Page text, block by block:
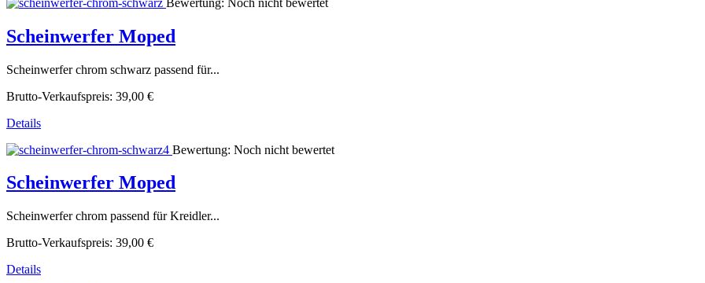
Scheinwerfer Moped
Scheinwerfer chrom schwarz passend für...
Brutto-Verkaufspreis: 39,00 €
Details
Bewertung: Noch nicht bewertet
Scheinwerfer Moped
Scheinwerfer chrom passend für Kreidler...
Brutto-Verkaufspreis: 39,00 €
Details